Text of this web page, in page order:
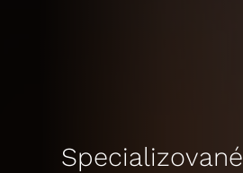
Specializované